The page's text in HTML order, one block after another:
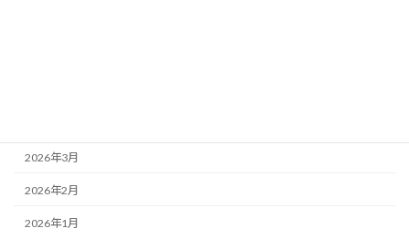
2026年3月
2026年2月
2026年1月